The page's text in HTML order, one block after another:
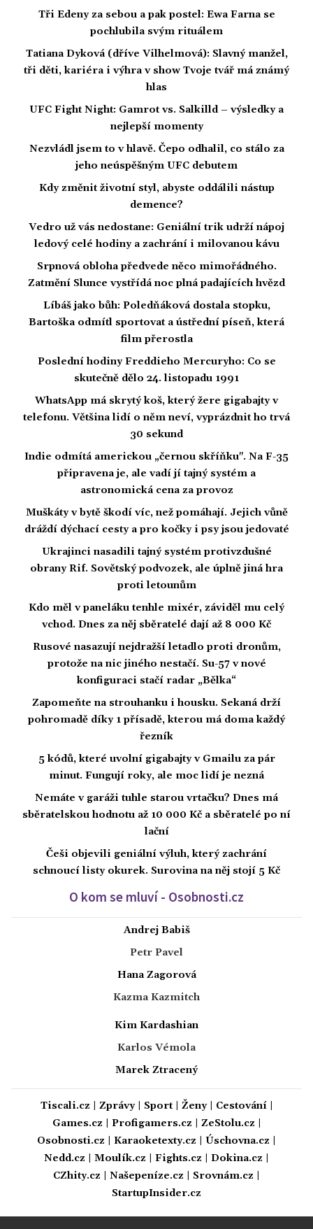
Tři Edeny za sebou a pak postel: Ewa Farna se
pochlubila svým rituálem
Tatiana Dyková (dříve Vilhelmová): Slavný manžel,
tři děti, kariéra i výhra v show Tvoje tvář má známý
hlas
UFC Fight Night: Gamrot vs. Salkilld – výsledky a
nejlepší momenty
Nezvládl jsem to v hlavě. Čepo odhalil, co stálo za
jeho neúspěšným UFC debutem
Kdy změnit životní styl, abyste oddálili nástup
demence?
Vedro už vás nedostane: Geniální trik udrží nápoj
ledový celé hodiny a zachrání i milovanou kávu
Srpnová obloha předvede něco mimořádného.
Zatmění Slunce vystřídá noc plná padajících hvězd
Líbáš jako bůh: Poledňáková dostala stopku,
Bartoška odmítl sportovat a ústřední píseň, která
film přerostla
Poslední hodiny Freddieho Mercuryho: Co se
skutečně dělo 24. listopadu 1991
WhatsApp má skrytý koš, který žere gigabajty v
telefonu. Většina lidí o něm neví, vyprázdnit ho trvá
30 sekund
Indie odmítá americkou „černou skříňku". Na F-35
připravena je, ale vadí jí tajný systém a
astronomická cena za provoz
Muškáty v bytě škodí víc, než pomáhají. Jejich vůně
dráždí dýchací cesty a pro kočky i psy jsou jedovaté
Ukrajinci nasadili tajný systém protivzdušné
obrany Rif. Sovětský podvozek, ale úplně jiná hra
proti letounům
Kdo měl v paneláku tenhle mixér, záviděl mu celý
vchod. Dnes za něj sběratelé dají až 8 000 Kč
Rusové nasazují nejdražší letadlo proti dronům,
protože na nic jiného nestačí. Su-57 v nové
konfiguraci stačí radar „Bělka“
Zapomeňte na strouhanku i housku. Sekaná drží
pohromadě díky 1 přísadě, kterou má doma každý
řezník
5 kódů, které uvolní gigabajty v Gmailu za pár
minut. Fungují roky, ale moc lidí je nezná
Nemáte v garáži tuhle starou vrtačku? Dnes má
sběratelskou hodnotu až 10 000 Kč a sběratelé po ní
lační
Češi objevili geniální výluh, který zachrání
schnoucí listy okurek. Surovina na něj stojí 5 Kč
O kom se mluví - Osobnosti.cz
Andrej Babiš
Petr Pavel
Hana Zagorová
Kazma Kazmitch
Kim Kardashian
Karlos Vémola
Marek Ztracený
Tiscali.cz Zprávy| Sport| Ženy| Cestování|
Games.cz
Profigamers.cz ZeStolu.cz
Osobnosti.cz
Karaoketexty.cz Úschovna.cz
Nedd.cz
Moulík.cz Fights.cz Dokina.cz
CZhity.cz
Našepeníze.cz Srovnám.cz
StartupInsider.cz